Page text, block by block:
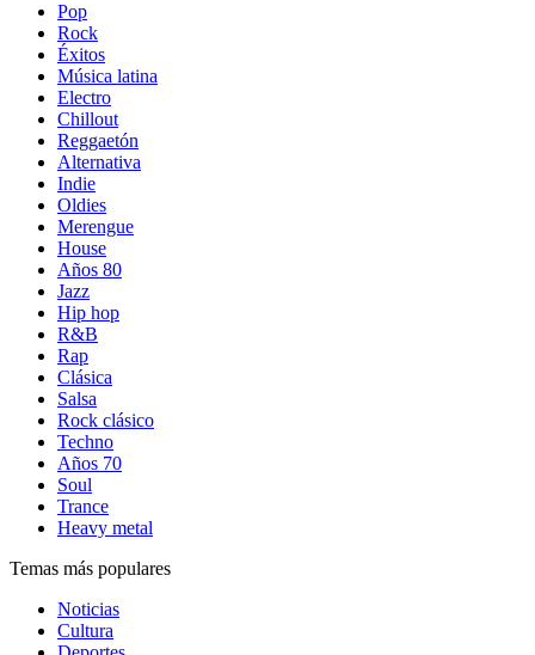
Pop
Rock
Éxitos
Música latina
Electro
Chillout
Reggaetón
Alternativa
Indie
Oldies
Merengue
House
Años 80
Jazz
Hip hop
R&B
Rap
Clásica
Salsa
Rock clásico
Techno
Años 70
Soul
Trance
Heavy metal
Temas más populares
Noticias
Cultura